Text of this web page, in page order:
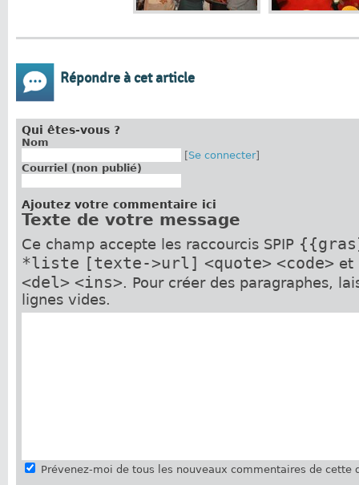
Répondre à cet article
Qui êtes-vous ?
Nom
[Se connecter]
Courriel (non publié)
Ajoutez votre commentaire ici
Texte de votre message
Ce champ accepte les raccourcis SPIP
*liste [texte->url] <quote> <code>et
<del> <ins>. Pour créer des paragraphes,
lignes vides.
Prévenez-moi de tous les nouveaux commentaires de cette